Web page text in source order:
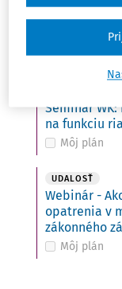
UDALOSŤ
VÚDPaP:
Môj plán
Seminár
na funkciu
Môj plán
UDALOSŤ
Webinár -
opatrenia v
zákonného
Môj plán